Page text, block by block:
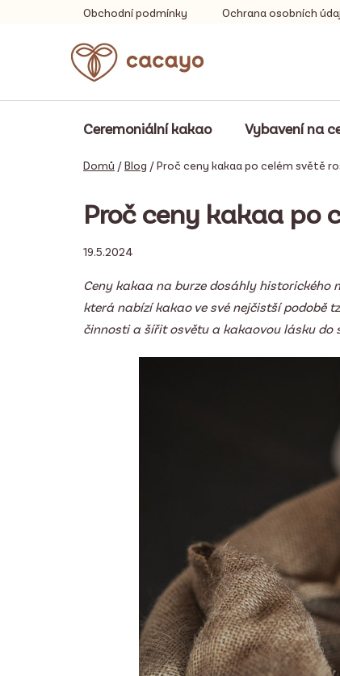
Obchodní podmínky Ochrana osobních
Ceremoniální kakao Vybavení na
Domů /Blog /Proč ceny kakaa po celém světě
Proč ceny kakaa po
19.5.2024
Ceny kakaa na burze dosáhly historického
která nabízí kakao ve své nejčistší podobě
činnosti a šířit osvětu a kakaovou lásku do